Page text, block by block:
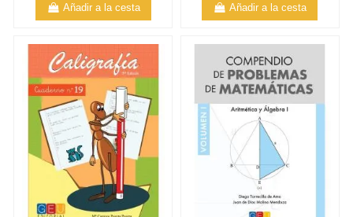
Añadir a la cesta Añadir a la cesta